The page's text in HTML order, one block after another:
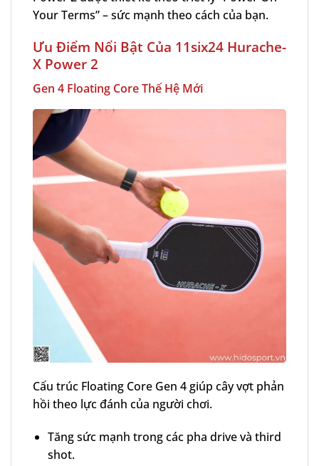
Your Terms” – sức mạnh theo cách của bạn.
Ưu Điểm Nổi Bật Của 11six24 Hurache-
X Power 2
Gen 4 Floating Core Thế Hệ Mới
Cấu trúc Floating Core Gen 4 giúp cây vợt phản
hồi theo lực đánh của người chơi.
Tăng sức mạnh trong các pha drive và third
shot.